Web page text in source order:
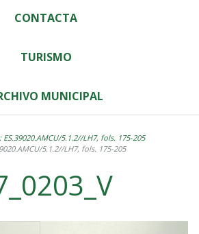
CONTACTA
TURISMO
MUNICIPAL
5.1.2//LH7, fols. 175-205
5.1.2//LH7, fols. 175-205